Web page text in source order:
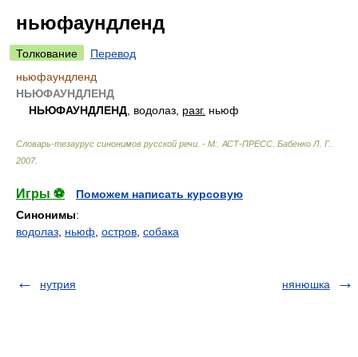
ньюфаундленд
Толкование
Перевод
ньюфаундленд
НЬЮФАУНДЛЕНД
НЬЮФАУНДЛЕНД , водолаз, разг. ньюф
Словарь-тезаурус синонимов русской речи. - М:. АСТ-ПРЕСС Бабенко Л. Г.
2007.
Игры ⚽
Поможем написать курсовую
Синонимы:
водолаз ньюф остров собака
нутрия нянюшка